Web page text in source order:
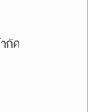
กัด